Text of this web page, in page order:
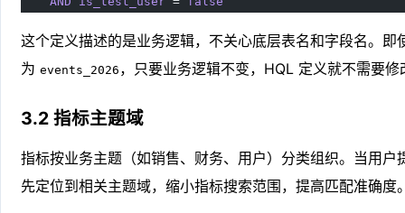
这个定义描述的是业务逻辑，不关心底层表名和字段名。
为events_2026 ，只要业务逻辑不变，HQL 定义就不需要修
3.2 指标主题域
指标按业务主题（如销售、财务、用户）分类组织。当用户
先定位到相关主题域，缩小指标搜索范围，提高匹配准确度